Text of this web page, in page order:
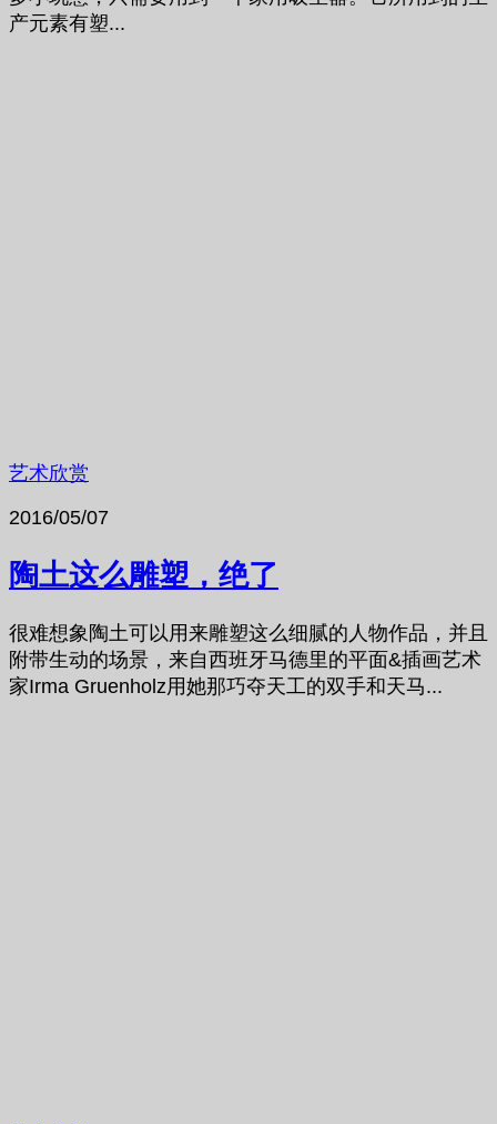
产元素有塑...
艺术欣赏
2016/05/07
陶土这么雕塑，绝了
很难想象陶土可以用来雕塑这么细腻的人物作品，并且
附带生动的场景，来自西班牙马德里的平面&插画艺术
家Irma Gruenholz用她那巧夺天工的双手和天马...